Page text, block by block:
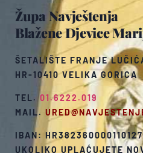
Župa Navještenja
Blažene Djevice
ŠETALIŠTE FRANJE
HR-10410 VELIKA GORICA
TEL.01.6222.019
MAIL.
IBAN:
UKOLIKO UPLAĆUJETE